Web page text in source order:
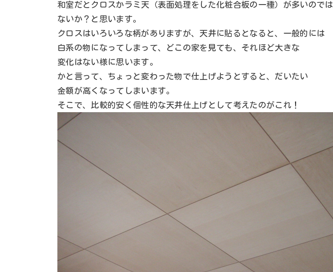
和室だとクロスかラミ天（表面処理をした化粧合板の一種）が多いのでは
ないか？と思います。
クロスはいろいろな柄がありますが、天井に貼るとなると、一般的には
白系の物になってしまって、どこの家を見ても、それほど大きな
変化はない様に思います。
かと言って、ちょっと変わった物で仕上げようとすると、だいたい
金額が高くなってしまいます。
そこで、比較的安く個性的な天井仕上げとして考えたのがこれ！